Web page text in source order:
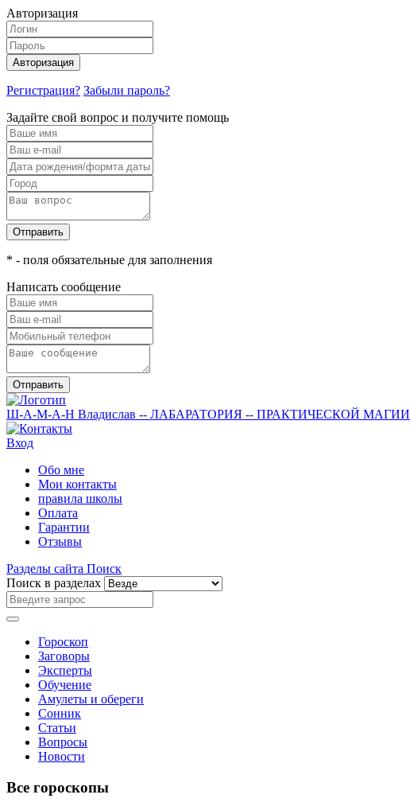
Авторизация
Авторизация
Регистрация? Забыли пароль?
Задайте свой вопрос и получите помощь
Отправить
* - поля обязательные для заполнения
Написать сообщение
Отправить
Ш-А-М-А-Н Владислав -- ЛАБАРАТОРИЯ -- ПРАКТИЧЕСКОЙ МАГИИ
Вход
Обо мне
Мои контакты
правила школы
Оплата
Гарантии
Отзывы
Разделы сайта Поиск
Поиск в разделах
Гороскоп
Заговоры
Эксперты
Обучение
Амулеты и обереги
Сонник
Статьи
Вопросы
Новости
Все гороскопы